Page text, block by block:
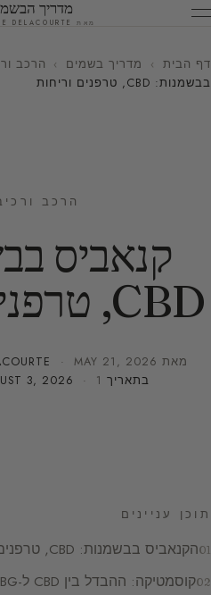
מדריך
מאת SYLVAINE DELACOURTE
דף הבית › מדריך בשמים › הרכב
בבשמנות: CBD, טרפנים וריחות
הרכב
קנאביס
CBD, טרפנים וריחות
מאת · MAY 21, 2026
בתאריך
3, 2026 · 1 דק׳ קריאה
תוכן עניינים
הקנאביס בבשמנות: CBD, טרפנים והסכמות ריחניות
קוסמטיקה: ההבדל בין CBD ל-CBG